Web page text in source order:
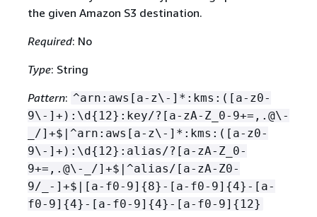
the given Amazon S3 destination.
Required: No
Type: String
Pattern: ^arn:aws[a-z\-]*:kms:([a-z0-
9\-]+):\d { 12}:key/?[a-zA-Z_0-9+=,.@\-
_/]+$|^arn:aws[a-z\-]*:kms:([a-z0-
9\-]+):\d { 12}:alias/?[a-zA-Z_0-
9+=,.@\-_/]+$|^alias/[a-zA-Z0-
9/_-]+$|[a-f0-9] {8}-[a-f0-9] {4}-[a-
f0-9] {4}-[a-f0-9] {4}-[a-f0-9] { 12}